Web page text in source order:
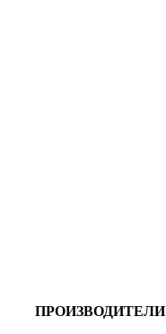
ПРОИЗВОДИТЕЛИ